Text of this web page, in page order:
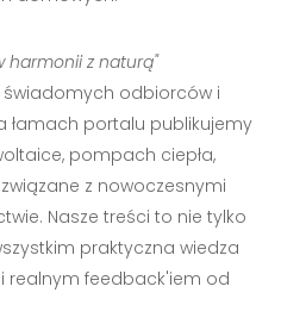
harmonii z naturą"
odbiorców i
łamach portalu publikujemy
pompach ciepła,
z nowoczesnymi
Nasze treści to nie tylko
praktyczna wiedza
realnym feedback'iem od